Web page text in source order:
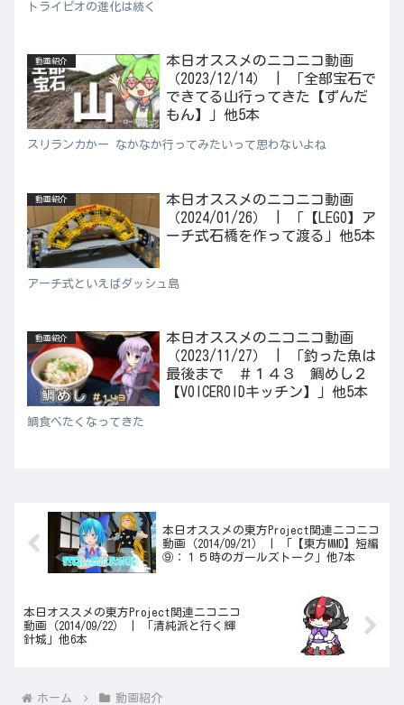
トライピオの進化は続く
動画紹介
本日オススメのニコニコ動画
（2023/12/14） | 「全部宝石で
できてる山行ってきた【ずんだ
もん】」他5本
スリランカかー なかなか行ってみたいって思わないよね
動画紹介
本日オススメのニコニコ動画
（2024/01/26） | 「【LEGO】ア
ーチ式石橋を作って渡る」他5本
アーチ式といえばダッシュ島
動画紹介
本日オススメのニコニコ動画
（2023/11/27） | 「釣った魚は
最後まで ＃１４３ 鯛めし２
【VOICEROIDキッチン】」他5本
鯛食べたくなってきた
本日オススメの東方Project関連ニコニコ
動画（2014/09/21） | 「【東方MMD】短編
⑨：１５時のガールズトーク」他7本
本日オススメの東方Project関連ニコニコ
動画（2014/09/22） | 「清純派と行く輝
針城」他6本
ホーム 動画紹介